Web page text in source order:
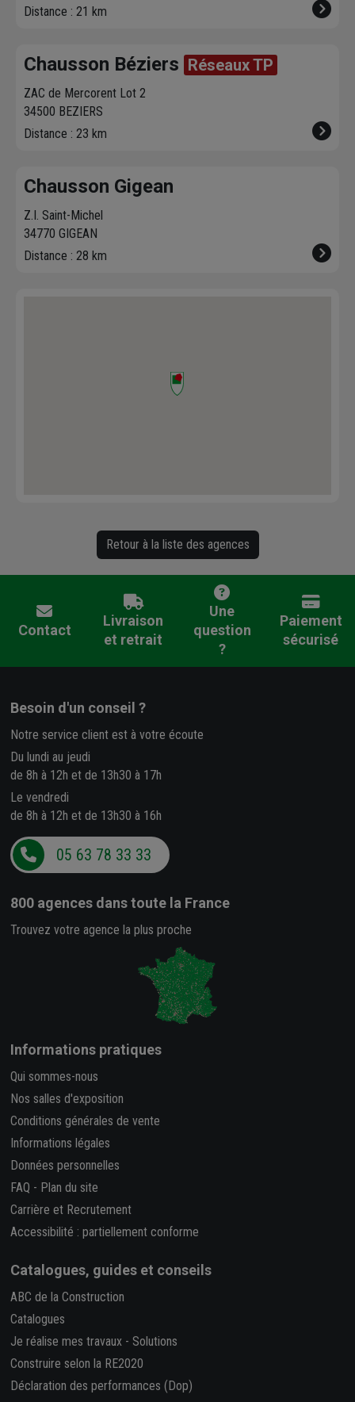
Distance : 21 km
Chausson Béziers Réseaux TP
ZAC de Mercorent Lot 2
34500 BEZIERS
Distance : 23 km
Chausson Gigean
Z.I. Saint-Michel
34770 GIGEAN
Distance : 28 km
Retour à la liste des agences
Contact
Livraison
et retrait
Une
question
?
Paiement
sécurisé
Besoin d'un conseil ?
Notre service client est à votre écoute
Du lundi au jeudi
de 8h à 12h et de 13h30 à 17h
Le vendredi
de 8h à 12h et de 13h30 à 16h
05 63 78 33 33
800 agences dans toute la France
Trouvez votre agence la plus proche
Informations pratiques
Qui sommes-nous
Nos salles d'exposition
Conditions générales de vente
Informations légales
Données personnelles
FAQ - Plan du site
Carrière et Recrutement
Accessibilité : partiellement conforme
Catalogues, guides et conseils
ABC de la Construction
Catalogues
Je réalise mes travaux - Solutions
Construire selon la RE2020
Déclaration des performances (Dop)